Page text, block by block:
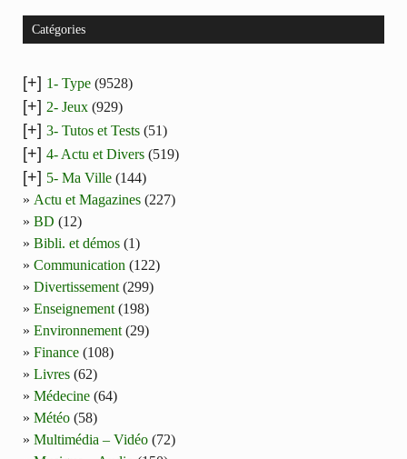
Catégories
[+] 1- Type (9528)
[+] 2- Jeux (929)
[+] 3- Tutos et Tests (51)
[+] 4- Actu et Divers (519)
[+] 5- Ma Ville (144)
Actu et Magazines (227)
BD (12)
Bibli. et démos (1)
Communication (122)
Divertissement (299)
Enseignement (198)
Environnement (29)
Finance (108)
Livres (62)
Médecine (64)
Météo (58)
Multimédia – Vidéo (72)